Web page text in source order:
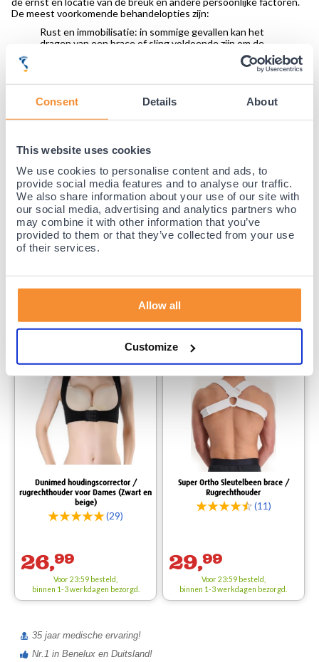
Consent Details About
This website uses cookies
We use cookies to personalise content and ads, to
provide social media features and to analyse our traffic.
We also share information about your use of our site with
our social media, advertising and analytics partners who
may combine it with other information that you’ve
provided to them or that they’ve collected from your use
of their services.
Allow all
Customize
De meest voorkomende behandelopties zijn:
Rust en immobilisatie: in sommige gevallen kan het
dragen van een brace of sling voldoende zijn om de
Chirurgie: in sommige gevallen is chirurgische
platen of staven om de breuk te fixeren.
Fysiotherapie en revalidatie: na genezing, is het
versterken door middel van fysiotherapie en
Pijnbestrijding: pijnstillers of andere medicijnen
kunnen worden voorgeschreven om de pijn te
verlichten.
Conclusie
Het is belangrijk om te weten dat de behandeling van een
gebroken sleutelbeen een samenwerking tussen u, uw arts en
andere medische professionals vereist. Uw arts zal samen met u
de beste behandeling bespreken die aansluit bij uw specifieke
geval. Eensleutelbeen brace
Aanbevolen producten
Dunimed houdingscorrector /
rugrechthouder voor Dames (Zwart en
beige)
(29)
26,99
Voor 23:59 besteld,
binnen 1-3 werkdagen bezorgd.
Beschermingsniveau 2
Super Ortho Sleutelbeen brace /
Rugrechthouder
(11)
29,99
Voor 23:59 besteld,
binnen 1-3 werkdagen bezorgd.
35 jaar medische ervaring!
Nr.1 in Benelux en Duitsland!